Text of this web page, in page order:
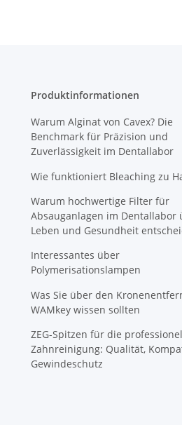
Produktinformationen
Warum Alginat von Cavex? Die
Benchmark für Präzision und
Zuverlässigkeit im Dentallabor
Wie funktioniert Bleaching zu
Warum hochwertige Filter für
Absauganlagen im Dentallabor
Leben und Gesundheit
Interessantes über
Polymerisationslampen
Was Sie über den
WAMkey wissen sollten
ZEG-Spitzen für die
Zahnreinigung: Qualität,
Gewindeschutz